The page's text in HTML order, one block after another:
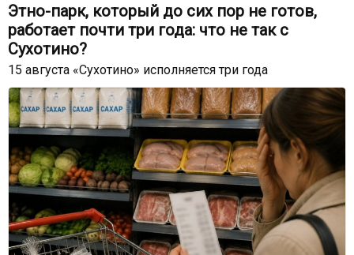
Этно-парк, который до сих пор не готов,
работает почти три года: что не так с
Сухотино?
15 августа «Сухотино» исполняется три года